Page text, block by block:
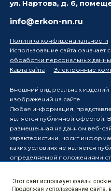
ул. Нартова, д. 6,
info@erkon-nn.ru
Политика конфиденциальности
Использование сайта означает
обработки персональных
Карта сайта
Электронные
Внешний вид реальных изделий
изображений на сайте
Любая информация,
является публичной офертой.
размещенная на данном веб-
характеристики, носит
каких условиях не является
определяемой положениями
Производитель оставляет за
порядке вносить изменения в
Этот сайт использует файлы
Продолжая использование сайта,